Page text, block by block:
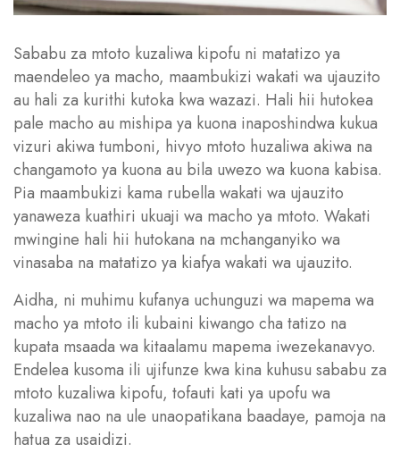
Sababu za mtoto kuzaliwa kipofu ni matatizo ya
maendeleo ya macho, maambukizi wakati wa ujauzito
au hali za kurithi kutoka kwa wazazi. Hali hii hutokea
pale macho au mishipa ya kuona inaposhindwa kukua
vizuri akiwa tumboni, hivyo mtoto huzaliwa akiwa na
changamoto ya kuona au bila uwezo wa kuona kabisa.
Pia maambukizi kama rubella wakati wa ujauzito
yanaweza kuathiri ukuaji wa macho ya mtoto. Wakati
mwingine hali hii hutokana na mchanganyiko wa
vinasaba na matatizo ya kiafya wakati wa ujauzito.
Aidha, ni muhimu kufanya uchunguzi wa mapema wa
macho ya mtoto ili kubaini kiwango cha tatizo na
kupata msaada wa kitaalamu mapema iwezekanavyo.
Endelea kusoma ili ujifunze kwa kina kuhusu sababu za
mtoto kuzaliwa kipofu, tofauti kati ya upofu wa
kuzaliwa nao na ule unaopatikana baadaye, pamoja na
hatua za usaidizi.